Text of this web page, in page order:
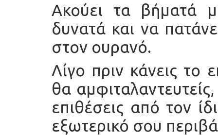
Ακούει τα βήματά
δυνατά και να
στον ουρανό.
Λίγο πριν κάνεις
θα
επιθέσεις από τον
εξωτερικό σου